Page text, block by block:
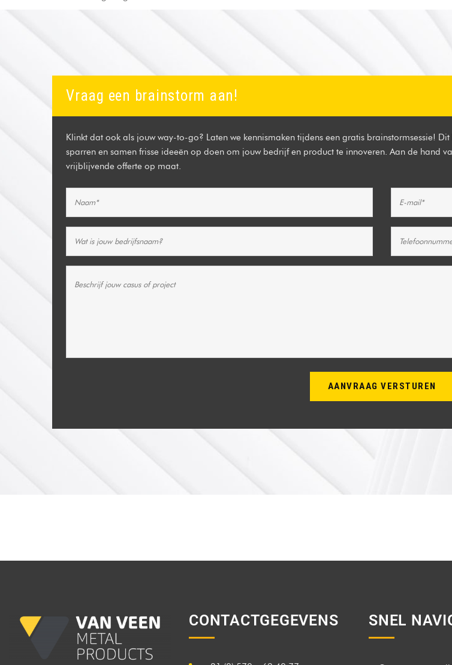
Vraag een brainstorm aan!
Klinkt dat ook als jouw way-to-go? Laten we kennismaken tijdens een gratis brainstormsessie!
sparren en samen frisse ideeën op doen om jouw bedrijf en product te innoveren. Aan de hand
vrijblijvende offerte op maat.
CONTACTGEGEVENS SNEL